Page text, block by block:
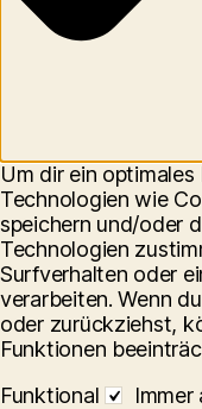
Um dir ein
Technologien wie
speichern und/oder
Technologien
Surfverhalten oder
verarbeiten. Wenn
oder zurückziehst,
Funktionen
Funktional
Immer